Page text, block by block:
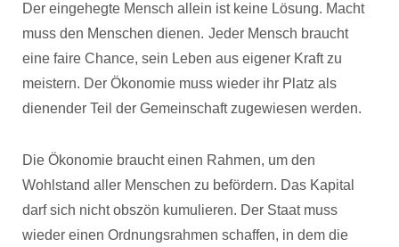
Der eingehegte Mensch allein ist keine Lösung. Macht
muss den Menschen dienen. Jeder Mensch braucht
eine faire Chance, sein Leben aus eigener Kraft zu
meistern. Der Ökonomie muss wieder ihr Platz als
dienender Teil der Gemeinschaft zugewiesen werden.
Die Ökonomie braucht einen Rahmen, um den
Wohlstand aller Menschen zu befördern. Das Kapital
darf sich nicht obszön kumulieren. Der Staat muss
wieder einen Ordnungsrahmen schaffen, in dem die